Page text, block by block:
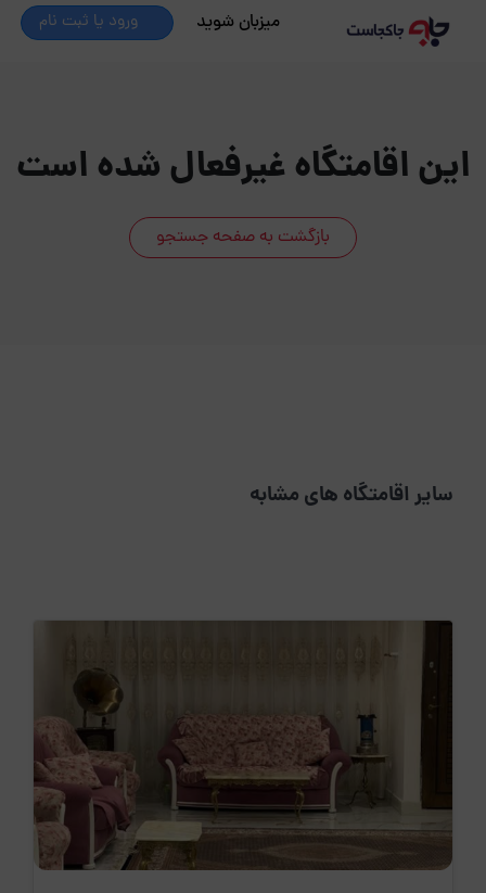
میزبان شوید ورود یا ثبت نام
این اقامتگاه غیرفعال شده است
بازگشت به صفحه جستجو
سایر اقامتگاه های مشابه